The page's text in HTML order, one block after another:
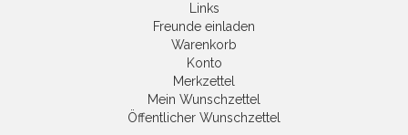
Links
Freunde einladen
Warenkorb
Konto
Merkzettel
Mein Wunschzettel
Öffentlicher Wunschzettel